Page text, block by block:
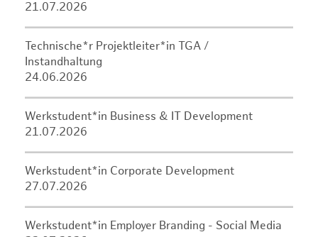
21.07.2026
Technische*r Projektleiter*in TGA /
Instandhaltung
24.06.2026
Werkstudent*in Business & IT Development
21.07.2026
Werkstudent*in Corporate Development
27.07.2026
Werkstudent*in Employer Branding - Social Media